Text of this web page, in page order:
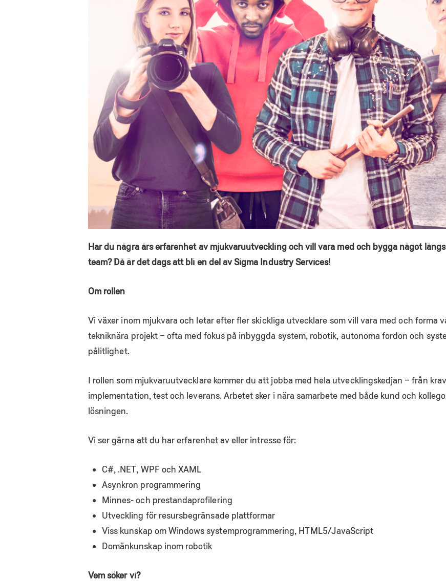
Har du några års erfarenhet av mjukvaruutveckling och vill vara med och bygga något
team? Då är det dags att bli en del av Sigma Industry Services!
Om rollen
Vi växer inom mjukvara och letar efter fler skickliga utvecklare som vill vara med och forma
tekniknära projekt – ofta med fokus på inbyggda system, robotik, autonoma fordon och
pålitlighet.
I rollen som mjukvaruutvecklare kommer du att jobba med hela utvecklingskedjan – från
implementation, test och leverans. Arbetet sker i nära samarbete med både kund och
lösningen.
Vi ser gärna att du har erfarenhet av eller intresse för:
C#, .NET, WPF och XAML
Asynkron programmering
Minnes- och prestandaprofilering
Utveckling för resursbegränsade plattformar
Viss kunskap om Windows systemprogrammering, HTML5/JavaScript
Domänkunskap inom robotik
Vem söker vi?